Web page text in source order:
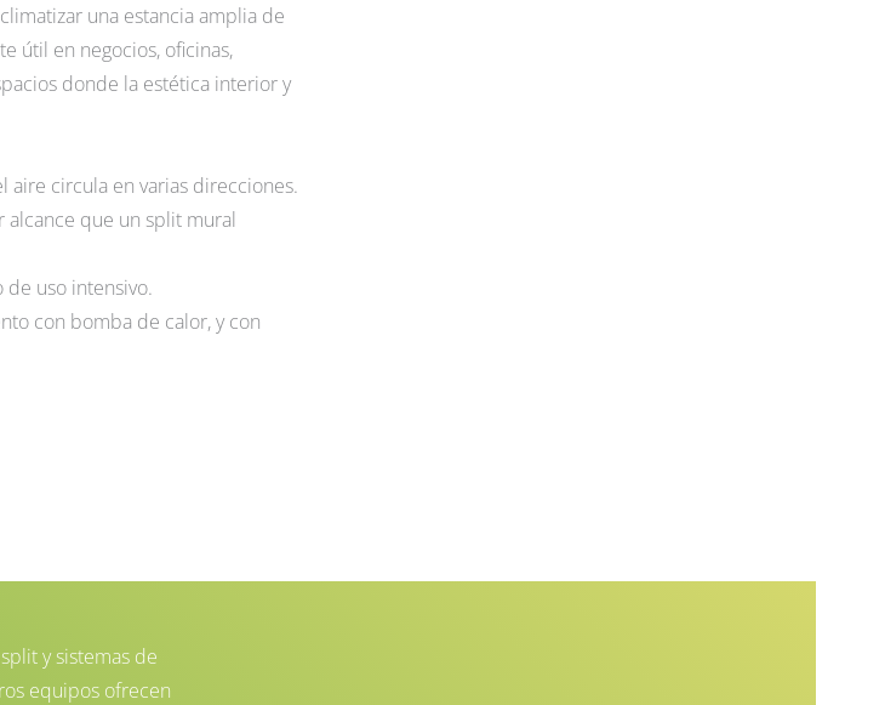
una estancia amplia de
útil en negocios, oficinas,
donde la estética interior y
aire circula en varias direcciones.
alcance que un split mural
de uso intensivo.
con bomba de calor, y con
y sistemas de
equipos ofrecen